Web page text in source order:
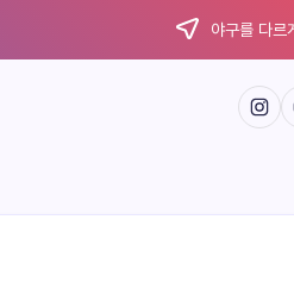
야구를 다르